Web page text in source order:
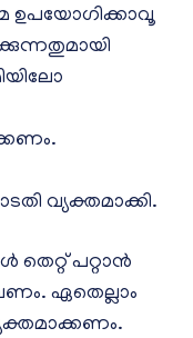
ഉപയോഗിക്കാവൂ
വ്യക്തമാക്കി.
പറ്റാന്‍
ഏതെല്ലാം